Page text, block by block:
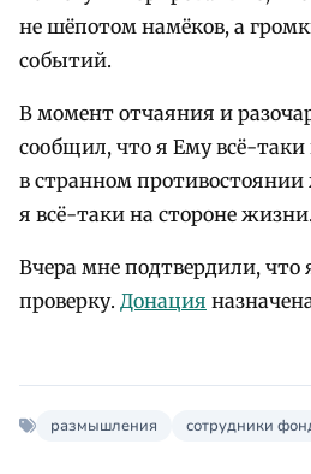
не шёпотом намёков, а
событий.
В момент отчаяния и
сообщил, что я Ему всё-
в странном
я всё-таки на стороне жизни.
Вчера мне подтвердили,
проверку. Донация
размышления сотрудники